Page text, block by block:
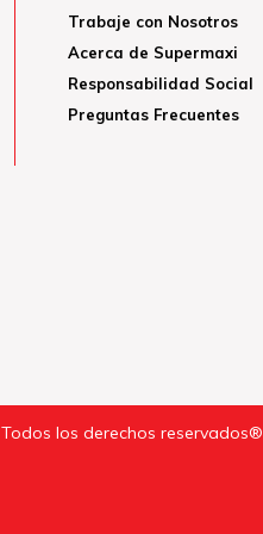
Trabaje con Nosotros
Acerca de Supermaxi
Responsabilidad Social
Preguntas Frecuentes
Todos los derechos reservados®